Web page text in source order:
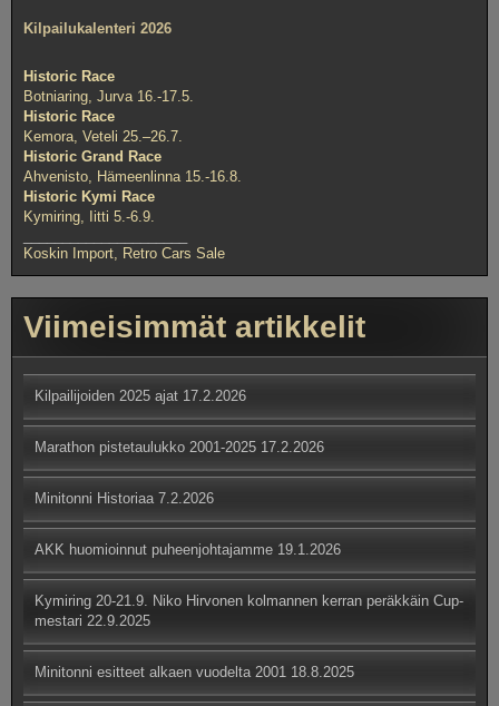
Kilpailukalenteri 2026
Historic Race
Botniaring, Jurva 16.-17.5.
Historic Race
Kemora, Veteli 25.–26.7.
Historic Grand Race
Ahvenisto, Hämeenlinna 15.-16.8.
Historic Kymi Race
Kymiring, Iitti 5.-6.9.
Koskin Import, Retro Cars Sale
Viimeisimmät artikkelit
Kilpailijoiden 2025 ajat 17.2.2026
Marathon pistetaulukko 2001-2025 17.2.2026
Minitonni Historiaa 7.2.2026
AKK huomioinnut puheenjohtajamme 19.1.2026
Kymiring 20-21.9. Niko Hirvonen kolmannen kerran peräkkäin Cup-
mestari 22.9.2025
Minitonni esitteet alkaen vuodelta 2001 18.8.2025